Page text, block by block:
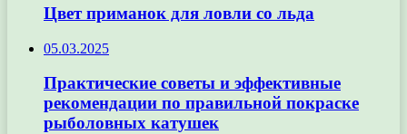
Цвет приманок для ловли со льда
05.03.2025
Практические советы и эффективные
рекомендации по правильной покраске
рыболовных катушек